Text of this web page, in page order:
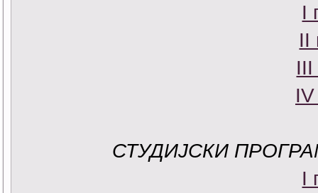
I
II
III
СТУДИЈСКИ
I